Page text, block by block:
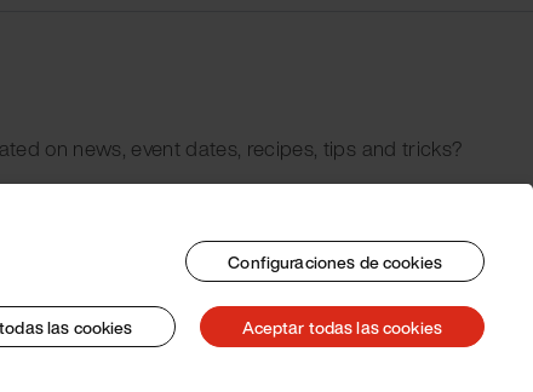
on news, event dates, recipes, tips and tricks?
Configuraciones de cookies
las cookies Aceptar todas las cookies